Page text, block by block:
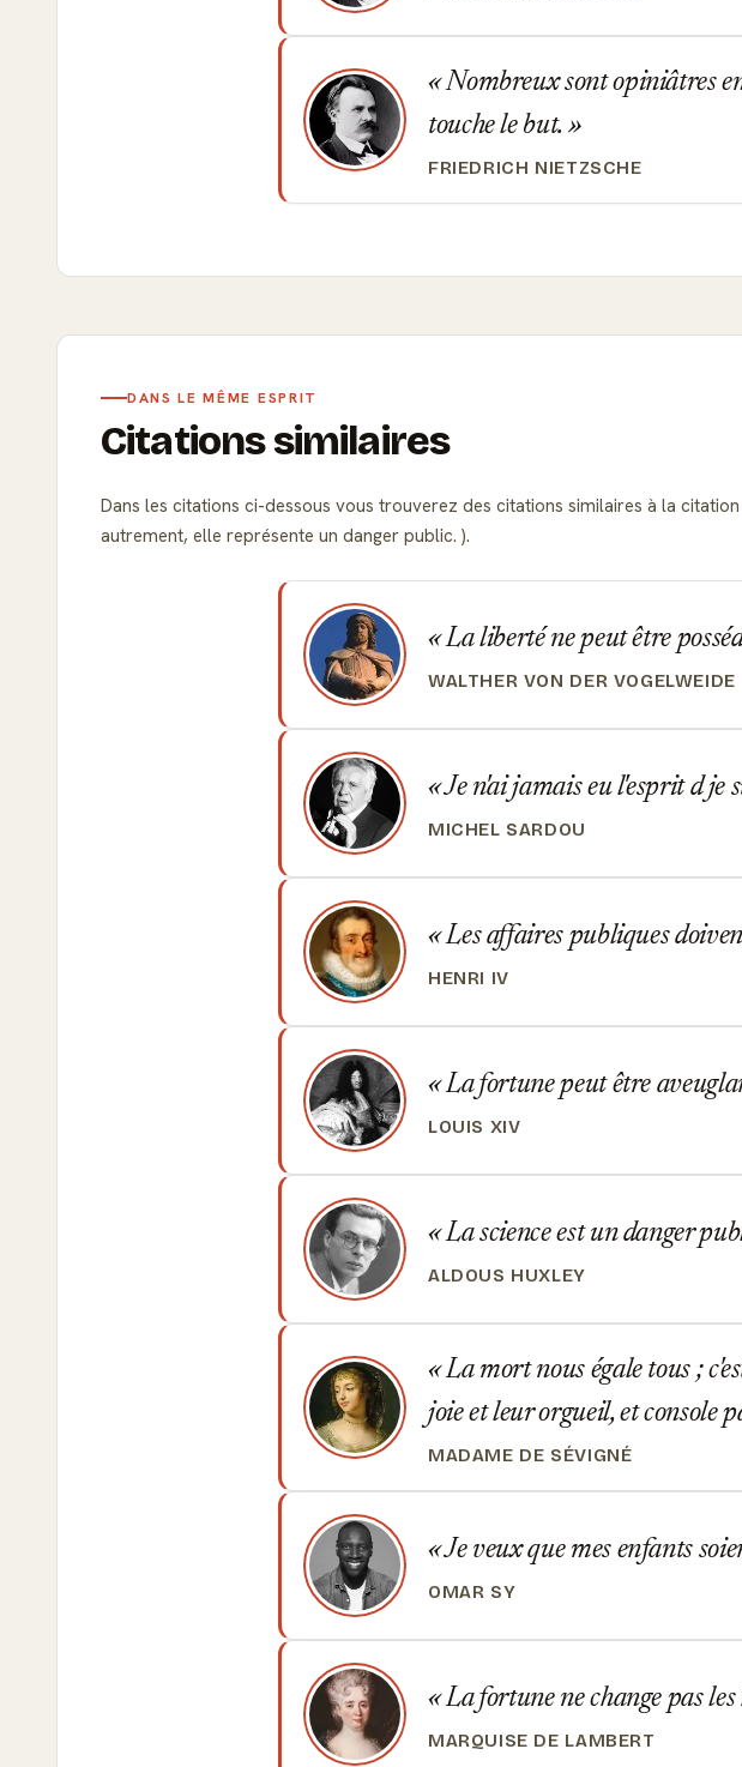
Nombreux sont opiniâtres
touche le but.
FRIEDRICH NIETZSCHE
DANS LE MÊME ESPRIT
Citations similaires
Dans les citations ci-dessous vous trouverez des citations similaires à la
autrement, elle représente un danger public. ).
La liberté ne peut être
WALTHER VON DER VOGELWEIDE
Je n'ai jamais eu l'esprit d je
MICHEL SARDOU
Les affaires publiques
HENRI IV
La fortune peut être
LOUIS XIV
La science est un danger
ALDOUS HUXLEY
La mort nous égale tous ;
joie et leur orgueil, et console
MADAME DE SÉVIGNÉ
Je veux que mes enfants
OMAR SY
La fortune ne change pas
MARQUISE DE LAMBERT